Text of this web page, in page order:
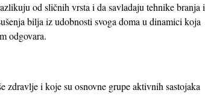
od sličnih vrsta i da savladaju tehnike branja i
bilja iz udobnosti svoga doma u dinamici koja
odgovara.
zdravlje i koje su osnovne grupe aktivnih sastojaka